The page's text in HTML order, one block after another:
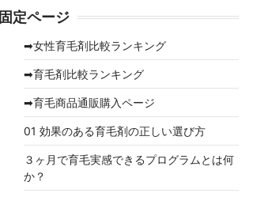
固定ページ
➡女性育毛剤比較ランキング
➡育毛剤比較ランキング
➡育毛商品通販購入ページ
01 効果のある育毛剤の正しい選び方
３ヶ月で育毛実感できるプログラムとは何
か？